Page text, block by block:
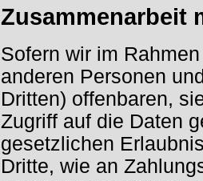
Zusammenarbeit
Sofern wir im
anderen Personen
Dritten) offenbaren,
Zugriff auf die Daten
gesetzlichen
Dritte, wie an